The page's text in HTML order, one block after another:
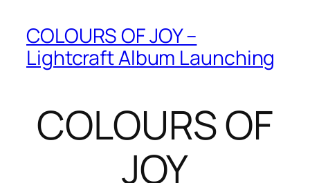
COLOURS OF JOY –
Lightcraft Album Launching
COLOURS OF
JOY